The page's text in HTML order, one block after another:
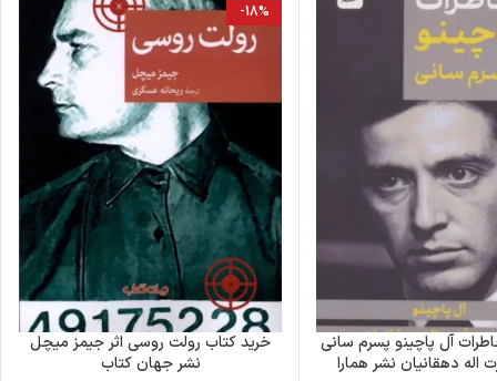
آل پاچینو پسرم سانی
اله دهقانیان نشر همارا
-18%
خرید کتاب رولت روسی اثر جیمز میچل
نشر جهان کتاب